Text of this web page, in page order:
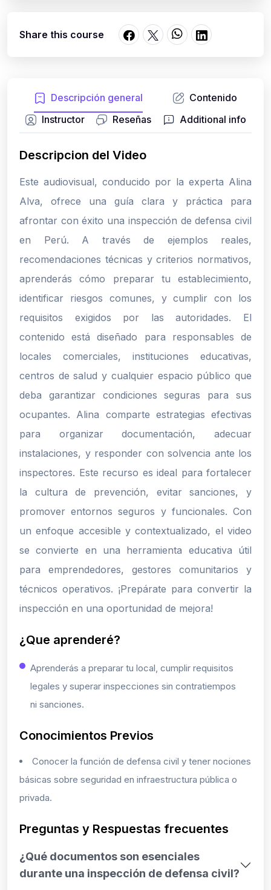
Descripción general
Contenido
Instructor
Reseñas Additional info
Descripcion del Video
Este audiovisual, conducido por la experta Alina
Alva, ofrece una guía clara y práctica para
afrontar con éxito una inspección de defensa civil
en Perú. A través de ejemplos reales,
recomendaciones técnicas y criterios normativos,
aprenderás cómo preparar tu establecimiento,
identificar riesgos comunes, y cumplir con los
requisitos exigidos por las autoridades. El
contenido está diseñado para responsables de
locales comerciales, instituciones educativas,
centros de salud y cualquier espacio público que
deba garantizar condiciones seguras para sus
ocupantes. Alina comparte estrategias efectivas
para organizar documentación, adecuar
instalaciones, y responder con solvencia ante los
inspectores. Este recurso es ideal para fortalecer
la cultura de prevención, evitar sanciones, y
promover entornos seguros y funcionales. Con
un enfoque accesible y contextualizado, el video
se convierte en una herramienta educativa útil
para emprendedores, gestores comunitarios y
técnicos operativos. ¡Prepárate para convertir la
inspección en una oportunidad de mejora!
¿Que aprenderé?
Aprenderás a preparar tu local, cumplir requisitos
legales y superar inspecciones sin contratiempos
ni sanciones.
Conocimientos Previos
Conocer la función de defensa civil y tener nociones
básicas sobre seguridad en infraestructura pública o
privada.
Preguntas y Respuestas frecuentes
¿Qué documentos son esenciales
durante una inspección de defensa civil?
Share this course